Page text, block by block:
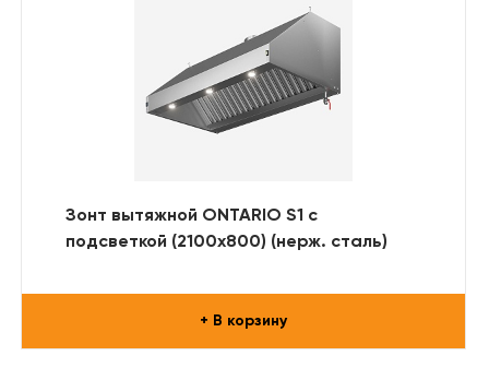
Зонт вытяжной ONTARIO S1 с
подсветкой (2100x800) (нерж. сталь)
+ В корзину